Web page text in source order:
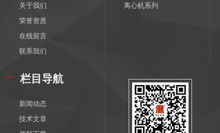
关于我们
荣誉资质
在线留言
联系我们
离心机系列
栏目导航
新闻动态
技术文章